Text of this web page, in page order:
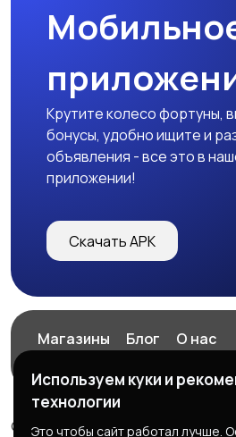
Крутите колесо фортуны,
бонусы, удобно ищите и
объявления - все это в
приложении!
Скачать APK
Магазины Блог
О нас
© 2026 ExZz.ru - Маркетплейс
Используем куки и
технологии
Это чтобы сайт работал лучше.